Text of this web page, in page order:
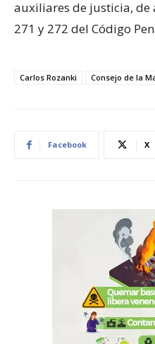
auxiliares de justicia, de
271 y 272 del Código
Carlos Rozanki Consejo de la
Facebook X